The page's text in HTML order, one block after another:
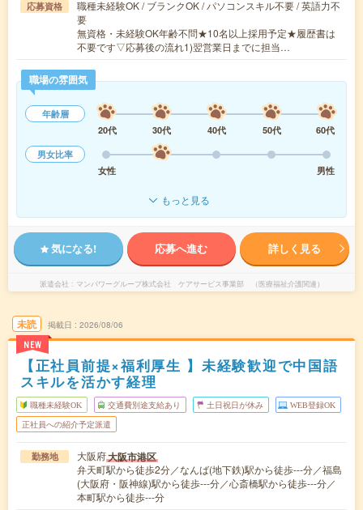
応募資格
職種未経験OK / ブランクOK / パソコンスキル不要 / 英語力不
要
無資格・未経験OK年齢不問★10名以上採用予定★履歴書は
不要です▽応募後の流れ1)翌営業日までに担当…
職場の雰囲気
年齢層
20代
30代 40代 50代
60代
男女比率
女性
男性
もっと見る
気になる! 応募へ進む 詳しく見る
派遣会社 マンパワーグループ株式会社 ケアサービス事業部 （医療福祉介護関連）
未読
NEW
掲載日 2026/08/06
【正社員前提×福利厚生 】未経験歓迎で中国語
スキルを活かす経理
職種未経験OK 交通費別途支給あり 土日祝日が休み WEB登録OK
正社員への紹介予定派遣
勤務地 大阪府大阪市港区
弁天町駅から徒歩2分／なんば(地下鉄)駅から徒歩---分／福島
(大阪府・阪神線)駅から徒歩---分／心斎橋駅から徒歩---分／
本町駅から徒歩---分